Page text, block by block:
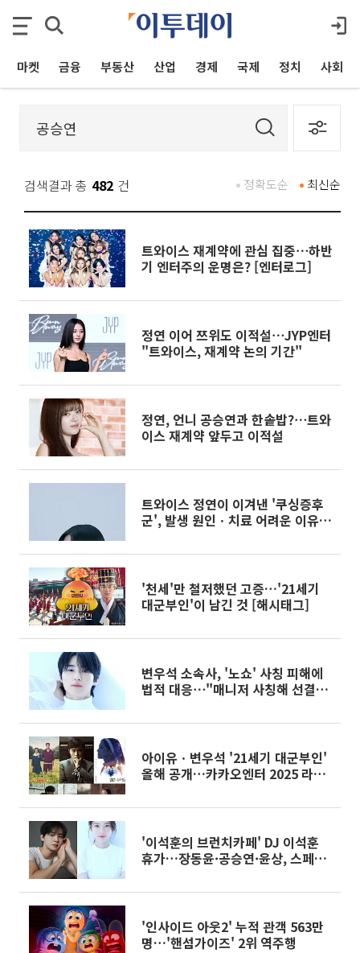
마켓 금융 부동산 산업 경제 국제 정치 사회
검색결과 총 482 건 최신순
정확도순
트와이스 재계약에 관심 집중⋯하반
기 엔터주의 운명은? [엔터로그]
정연 이어 쯔위도 이적설⋯JYP엔터
"트와이스, 재계약 논의 기간"
정연, 언니 공승연과 한솥밥?⋯트와
이스 재계약 앞두고 이적설
트와이스 정연이 이겨낸 '쿠싱증후
군', 발생 원인ㆍ치료 어려운 이유
'천세'만 철저했던 고증…'21세기
대군부인'이 남긴 것 [해시태그]
변우석 소속사, '노쇼' 사칭 피해에
법적 대응⋯"매니저 사칭해 선결제
아이유ㆍ변우석 '21세기 대군부인'
올해 공개…카카오엔터 2025 라인
'이석훈의 브런치카페' DJ 이석훈
휴가…장동윤·공승연·윤상, 스페셜
'인사이드 아웃2' 누적 관객 563만
명…'핸섬가이즈' 2위 역주행